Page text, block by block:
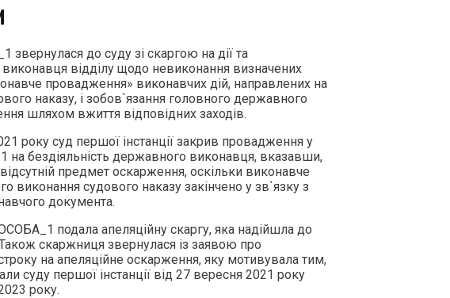
звернулася до суду зі скаргою на дії та
відділу щодо невиконання визначених
провадження» виконавчих дій, направлених на
наказу, і зобов`язання головного державного
шляхом вжиття відповідних заходів.
року суд першої інстанції закрив провадження у
на бездіяльність державного виконавця, вказавши,
предмет оскарження, оскільки виконавче
виконання судового наказу закінчено у зв`язку з
документа.
подала апеляційну скаргу, яка надійшла до
скаржниця звернулася із заявою про
на апеляційне оскарження, яку мотивувала тим,
суду першої інстанції від 27 вересня 2021 року
року.